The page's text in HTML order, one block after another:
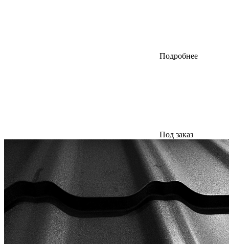
Подробнее
Под заказ